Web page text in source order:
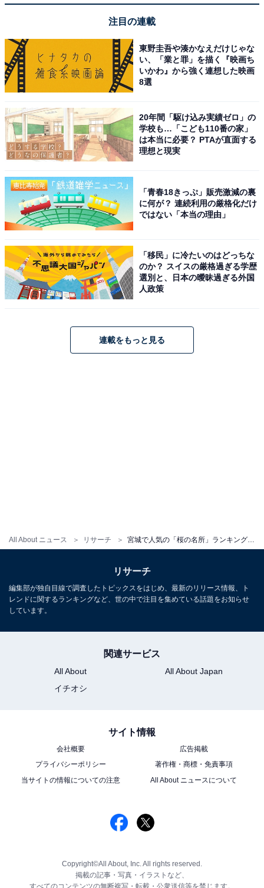
All About ニュース リサーチ 宮城で人気の「桜の名所」ランキング！ 登米市の「みなみかた千本桜」を抑えた1位は？
注目の連載
東野圭吾や湊かなえだけじゃな
い、「業と罪」を描く『映画ち
いかわ』から強く連想した映画
8選
20年間「駆け込み実績ゼロ」の
学校も…「こども110番の家」
は本当に必要？ PTAが直面する
理想と現実
「青春18きっぷ」販売激減の裏
に何が？ 連続利用の厳格化だけ
ではない「本当の理由」
「移民」に冷たいのはどっちな
のか？ スイスの厳格過ぎる学歴
選別と、日本の曖昧過ぎる外国
人政策
連載をもっと見る
リサーチ
編集部が独自目線で調査したトピックスをはじめ、最新のリリース情報、ト
レンドに関するランキングなど、世の中で注目を集めている話題をお知らせ
しています。
関連サービス
All About
All About Japan
イチオシ
サイト情報
会社概要
広告掲載
プライバシーポリシー
著作権・商標・免責事項
当サイトの情報についての注意
All About ニュースについて
Copyright©All About, Inc. All rights reserved.
掲載の記事・写真・イラストなど、
すべてのコンテンツの無断複写・転載・公衆送信等を禁じます。